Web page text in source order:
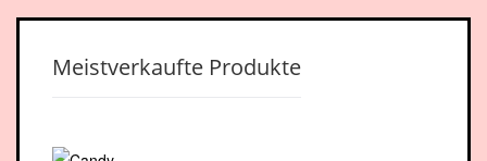
Meistverkaufte Produkte